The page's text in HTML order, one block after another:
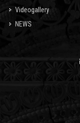
Videogallery
NEWS